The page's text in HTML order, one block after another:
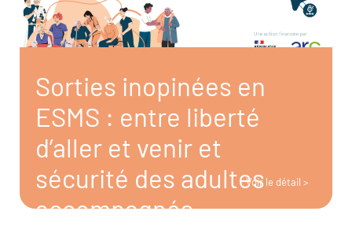
Sorties inopinées en
ESMS : entre liberté
d’aller et venir et
sécurité des adultes
accompagnés
Voir le détail >